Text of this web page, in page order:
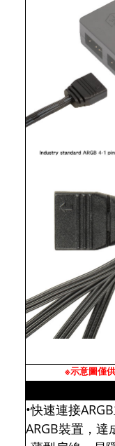
※示意圖僅
•快速連接
ARGB裝置，達